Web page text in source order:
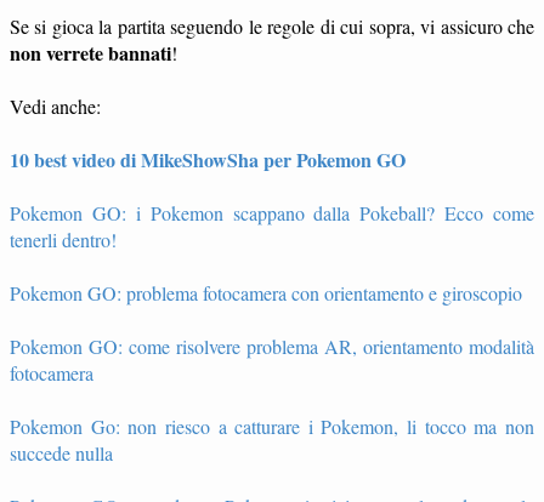
Se si gioca la partita seguendo le regole di cui sopra, vi assicuro che
non verrete bannati!
Vedi anche:
10 best video di MikeShowSha per Pokemon GO
Pokemon GO: i Pokemon scappano dalla Pokeball? Ecco come
tenerli dentro!
Pokemon GO: problema fotocamera con orientamento e giroscopio
Pokemon GO: come risolvere problema AR, orientamento modalità
fotocamera
Pokemon Go: non riesco a catturare i Pokemon, li tocco ma non
succede nulla